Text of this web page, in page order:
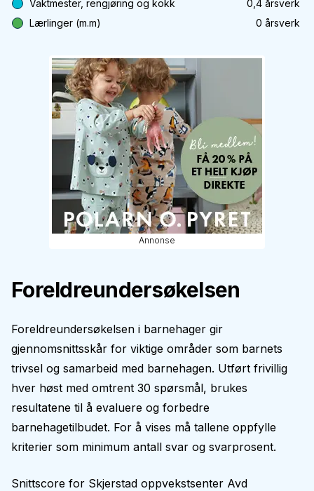
Vaktmester, rengjøring og kokk
0,4 årsverk
Lærlinger (m.m)
0 årsverk
Annonse
Foreldreundersøkelsen
Foreldreundersøkelsen i barnehager gir
gjennomsnittsskår for viktige områder som barnets
trivsel og samarbeid med barnehagen. Utført frivillig
hver høst med omtrent 30 spørsmål, brukes
resultatene til å evaluere og forbedre
barnehagetilbudet. For å vises må tallene oppfylle
kriterier som minimum antall svar og svarprosent.
Snittscore for Skjerstad oppvekstsenter Avd